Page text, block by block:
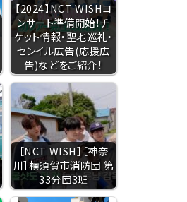
【2024】NCT WISHコ
ンサート準備開始！チ
ケット情報・聖地巡礼・
センイル広告(応援広
告)などをご紹介！
［NCT WISH］［神奈
川］横須賀市消防団 第
33分団3班